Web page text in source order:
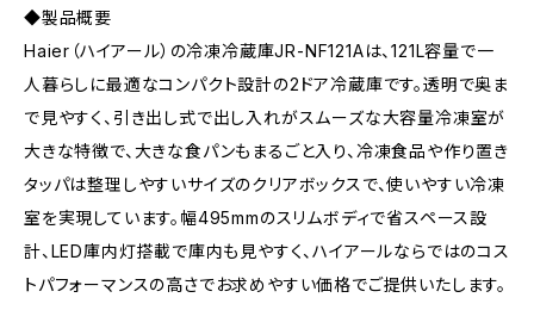
◆製品概要
Haier（ハイアール）の冷凍冷蔵庫JR-NF121Aは、121L容量で一
人暮らしに最適なコンパクト設計の2ドア冷蔵庫です。透明で奥ま
で見やすく、引き出し式で出し入れがスムーズな大容量冷凍室が
大きな特徴で、大きな食パンもまるごと入り、冷凍食品や作り置き
タッパは整理しやすいサイズのクリアボックスで、使いやすい冷凍
室を実現しています。幅495mmのスリムボディで省スペース設
計、LED庫内灯搭載で庫内も見やすく、ハイアールならではのコス
トパフォーマンスの高さでお求めやすい価格でご提供いたします。